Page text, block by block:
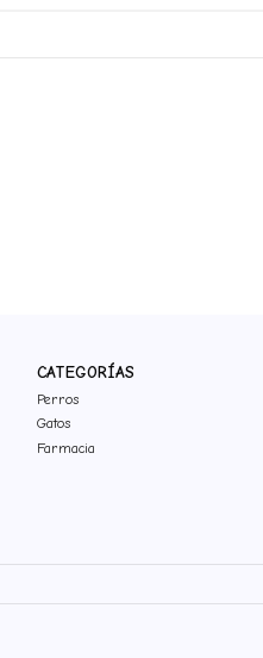
CATEGORÍAS
Perros
Gatos
Farmacia